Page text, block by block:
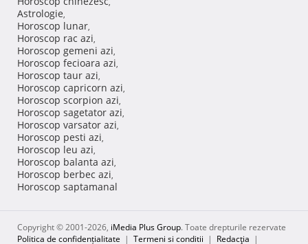
Astrologie,
Horoscop lunar,
Horoscop rac azi,
Horoscop gemeni azi,
Horoscop fecioara azi,
Horoscop taur azi,
Horoscop capricorn azi,
Horoscop scorpion azi,
Horoscop sagetator azi,
Horoscop varsator azi,
Horoscop pesti azi,
Horoscop leu azi,
Horoscop balanta azi,
Horoscop berbec azi,
Horoscop saptamanal
Copyright © 2001-2026, iMedia Plus Group. Toate drepturile rezervate
Politica de confidențialitate | Termeni si conditii | Redacţia |